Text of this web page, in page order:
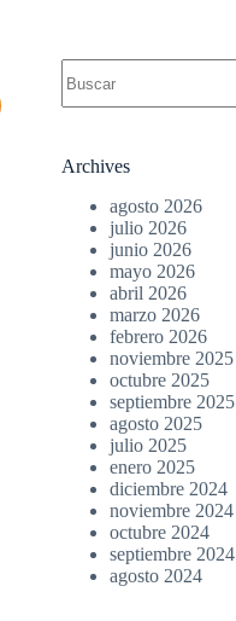
resultados
Archives
agosto 2026
julio 2026
junio 2026
mayo 2026
abril 2026
marzo 2026
febrero 2026
noviembre 2025
octubre 2025
septiembre 2025
agosto 2025
julio 2025
enero 2025
diciembre 2024
noviembre 2024
octubre 2024
septiembre 2024
agosto 2024